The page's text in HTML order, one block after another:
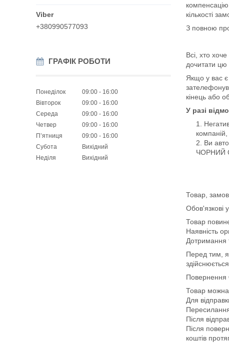
+380990577093
ГРАФІК РОБОТИ
Понеділок 09:00
16:00
Вівторок
09:00
16:00
Середа
09:00
16:00
Четвер
09:00
16:00
Пʼятниця
09:00
16:00
Субота
Вихідний
Неділя
Вихідний
кількості
З повною
Всі, хто хоче
дочитати цю
Якщо у вас є
кінець або
У разі
Ви
ЧОРНИЙ
Товар,
Обов'язкові
Товар
Наявність
Дотримання
Перед тим,
Повернення
Товар
Для
Після
Після
коштів